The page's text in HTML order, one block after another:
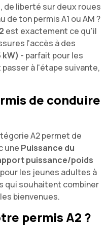
de liberté sur deux roues
de ton permis A1 ou AM ?
est exactement ce qu'il
l'accès à des
kW) - parfait pour les
à l'étape suivante,
de conduire
A2 permet de
une Puissance du
puissance/poids
les jeunes adultes à
qui souhaitent combiner
bienvenues.
permis A2 ?